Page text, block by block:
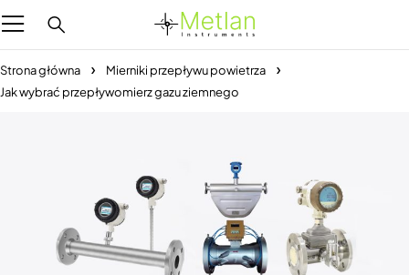
Strona główna
Mierniki przepływu powietrza
Jak wybrać przepływomierz gazu ziemnego